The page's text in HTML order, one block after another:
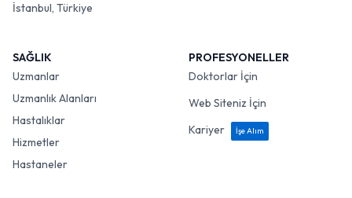
İstanbul, Türkiye
SAĞLIK
Uzmanlar
Uzmanlık Alanları
Hastalıklar
Hizmetler
Hastaneler
PROFESYONELLER
Doktorlar İçin
Web Siteniz İçin
Kariyer
İşe Alım